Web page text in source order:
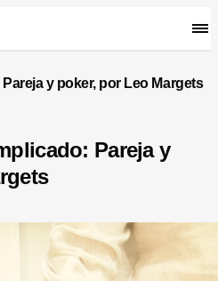
y poker, por Leo Margets
Pareja y